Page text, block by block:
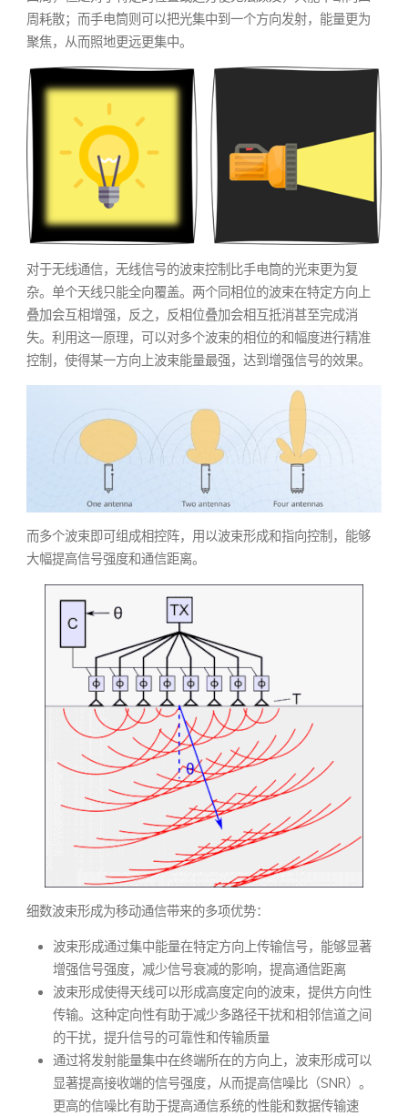
周耗散；而手电筒则可以把光集中到一个方向发射，能量更为
聚焦，从而照地更远更集中。
对于无线通信，无线信号的波束控制比手电筒的光束更为复
杂。单个天线只能全向覆盖。两个同相位的波束在特定方向上
叠加会互相增强，反之，反相位叠加会相互抵消甚至完成消
失。利用这一原理，可以对多个波束的相位的和幅度进行精准
控制，使得某一方向上波束能量最强，达到增强信号的效果。
而多个波束即可组成相控阵，用以波束形成和指向控制，能够
大幅提高信号强度和通信距离。
细数波束形成为移动通信带来的多项优势：
波束形成通过集中能量在特定方向上传输信号，能够显著
增强信号强度，减少信号衰减的影响，提高通信距离
波束形成使得天线可以形成高度定向的波束，提供方向性
传输。这种定向性有助于减少多路径干扰和相邻信道之间
的干扰，提升信号的可靠性和传输质量
通过将发射能量集中在终端所在的方向上，波束形成可以
显著提高接收端的信号强度，从而提高信噪比（SNR）。
更高的信噪比有助于提高通信系统的性能和数据传输速